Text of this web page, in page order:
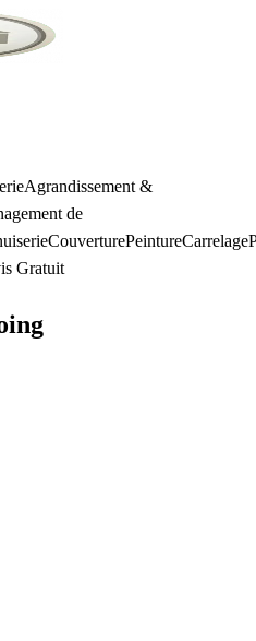
Agrandissement &
de
CouverturePeintureCarrelage
Gratuit